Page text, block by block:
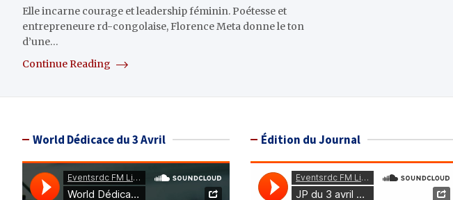
Elle incarne courage et leadership féminin. Poétesse et
entrepreneure rd-congolaise, Florence Meta donne le ton
d’une…
Continue Reading
World Dédicace du 3 Avril Édition du Journal